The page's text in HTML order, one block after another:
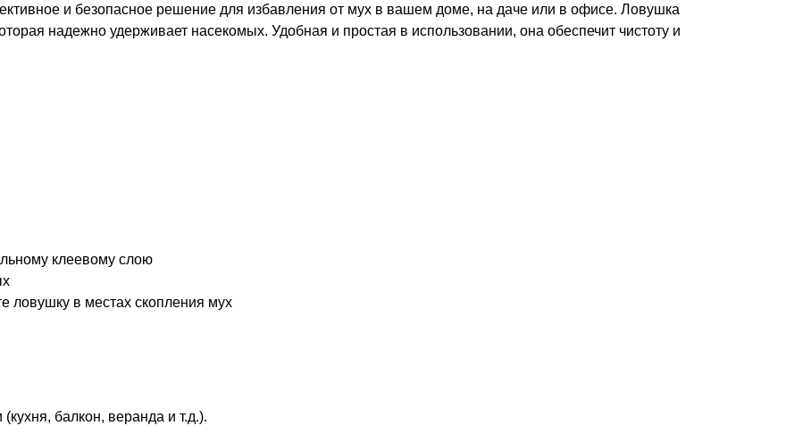
и безопасное решение для избавления от мух в вашем доме, на даче или в офисе. Ловушка
надежно удерживает насекомых. Удобная и простая в использовании, она обеспечит чистоту и
клеевому слою
ловушку в местах скопления мух
балкон, веранда и т.д.).